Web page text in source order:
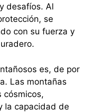
desafíos. Al
se
con su fuerza y
es, de por
Las montañas
cósmicos,
la capacidad de